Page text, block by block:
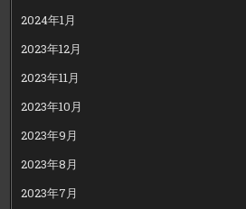
2024年1月
2023年12月
2023年11月
2023年10月
2023年9月
2023年8月
2023年7月